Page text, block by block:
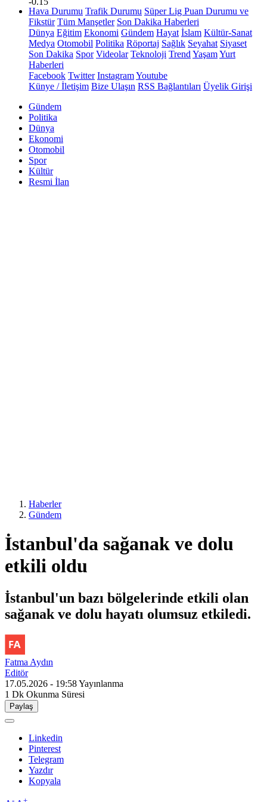
Hava Durumu Trafik Durumu Süper Lig Puan Durumu ve
Fikstür Tüm Manşetler Son Dakika Haberleri
Dünya Eğitim Ekonomi Gündem Hayat İslam Kültür-Sanat
Medya Otomobil Politika Röportaj Sağlık Seyahat Siyaset
Son Dakika Spor Videolar Teknoloji Trend YaşamYurt
Haberleri
Facebook Twitter InstagramYoutube
Künye / İletişim Bize Ulaşın RSS Bağlantıları Üyelik Girişi
Gündem
Politika
Dünya
Ekonomi
Otomobil
Spor
Kültür
Resmi İlan
Haberler
Gündem
İstanbul'da sağanak ve dolu
etkili oldu
İstanbul'un bazı bölgelerinde etkili olan
sağanak ve dolu hayatı olumsuz etkiledi.
Fatma Aydın
Editör
17.05.2026 - 19:58Yayınlanma
1 Dk Okunma Süresi
Paylaş
Linkedin
Pinterest
Telegram
Yazdır
Kopyala